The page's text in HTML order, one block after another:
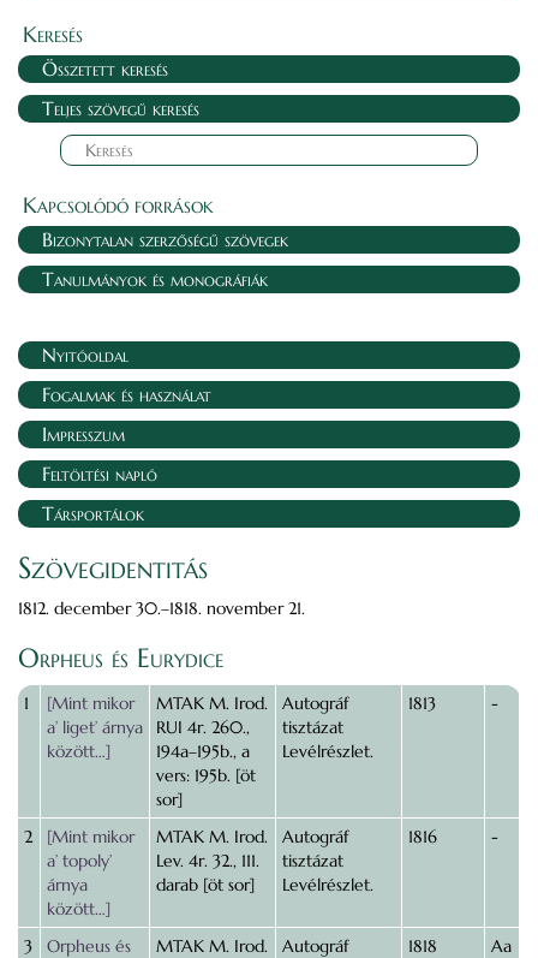
Keresés
Összetett keresés
Teljes szövegű keresés
Kapcsolódó források
Bizonytalan szerzőségű szövegek
Tanulmányok és monográfiák
Nyitóoldal
Fogalmak és használat
Impresszum
Feltöltési napló
Társportálok
Szövegidentitás
1812. december 30.–1818. november 21.
Orpheus és Eurydice
1
[Mint mikor
a’ liget’ árnya
között…]
MTAK M. Irod.
RUI 4r. 260.,
194a–195b., a
vers: 195b. [öt
sor]
Autográf
tisztázat
Levélrészlet.
1813 -
2
[Mint mikor
a’ topoly’
árnya
között…]
MTAK M. Irod.
Lev. 4r. 32., 111.
darab [öt sor]
Autográf
tisztázat
Levélrészlet.
1816 -
3
Orpheus és
MTAK M. Irod.
Autográf
1818 Aa